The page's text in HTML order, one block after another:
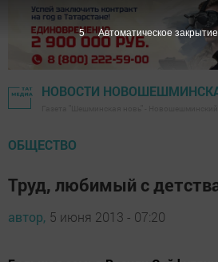
НОВОСТИ
ОБЩЕСТВО
Труд, любимый с
автор, 5 июня 2013 - 07:20
5 Автоматическое